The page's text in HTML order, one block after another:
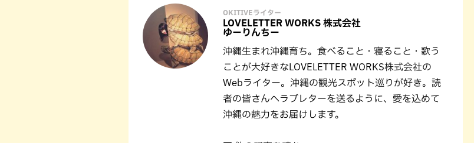
OKITIVEライター
LOVELETTER WORKS 株式会社
ゆーりんちー
沖縄生まれ沖縄育ち。食べること・寝ること・歌う
ことが大好きなLOVELETTER WORKS株式会社の
Webライター。沖縄の観光スポット巡りが好き。読
者の皆さんへラブレターを送るように、愛を込めて
沖縄の魅力をお届けします。